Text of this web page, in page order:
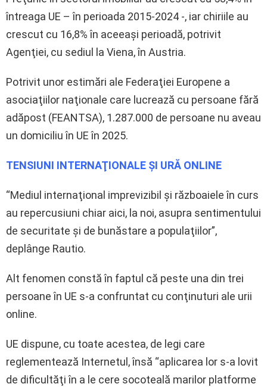
întreaga UE – în perioada 2015-2024 -, iar chiriile au
crescut cu 16,8% în aceeaşi perioadă, potrivit
Agenţiei, cu sediul la Viena, în Austria.
Potrivit unor estimări ale Federaţiei Europene a
asociaţiilor naţionale care lucrează cu persoane fără
adăpost (FEANTSA), 1.287.000 de persoane nu aveau
un domiciliu în UE în 2025.
TENSIUNI INTERNAŢIONALE ŞI URĂ ONLINE
“Mediul internaţional imprevizibil şi războaiele în curs
au repercusiuni chiar aici, la noi, asupra sentimentului
de securitate şi de bunăstare a populaţiilor”,
deplânge Rautio.
Alt fenomen constă în faptul că peste una din trei
persoane în UE s-a confruntat cu conţinuturi ale urii
online.
UE dispune, cu toate acestea, de legi care
reglementează Internetul, însă “aplicarea lor s-a lovit
de dificultăţi în a le cere socoteală marilor platforme